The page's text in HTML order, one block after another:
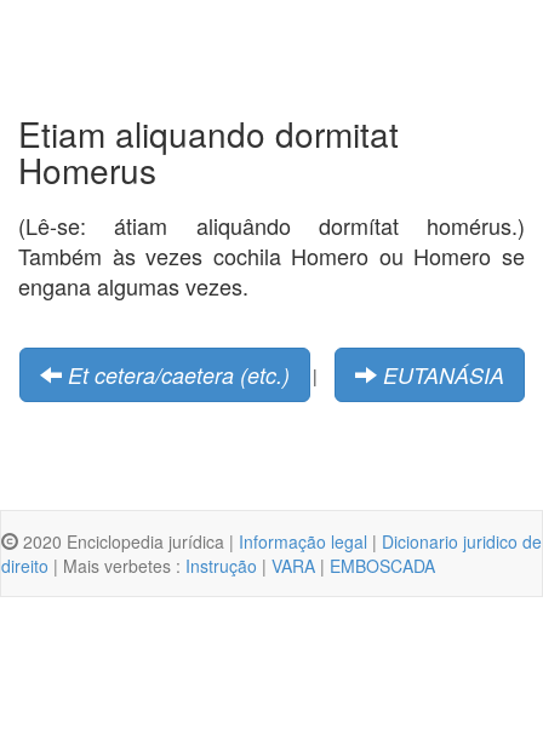
Etiam aliquando dormitat
Homerus
(Lê-se: átiam aliquândo dormítat homérus.)
Também às vezes cochila Homero ou Homero se
engana algumas vezes.
Et cetera/caetera (etc.) | EUTANÁSIA
2020 Enciclopedia jurídica | Informação legal | Dicionario juridico de
direito | Mais verbetes : Instrução | VARA | EMBOSCADA